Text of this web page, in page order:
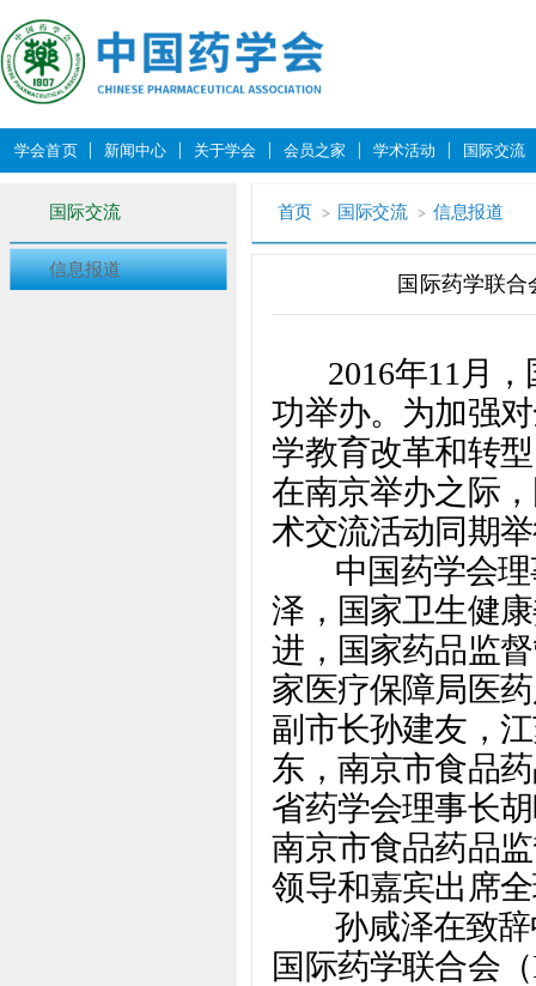
学会首页 新闻中心 关于学会 会员之家 学术活动 国际交流
国际交流
信息报道
首页 国际交流 信息报道
国际药学联
2016年11月，
功举办。为加强
学教育改革和转
在南京举办之际
术交流活动同期
中国药学会理
泽，国家卫生健
进，国家药品监
家医疗保障局医
副市长孙建友，
东，南京市食品
省药学会理事长
南京市食品药品
领导和嘉宾出席
孙咸泽在致辞
国际药学联合会